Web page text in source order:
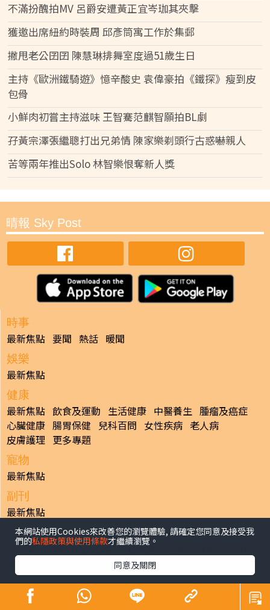
不滿扮醜拍MV 呂爵安遭黃正宜岑珈其夾擊
獲邀出席紐約時裝周 邱彥筒寓工作於集郵
撇甩老公囝囝 陳慧琳排舞室度過51歲生日
主持《歐洲鐵騎遊》憶辛酸史 袁偉豪拍《鐵探》瘦到皮
包骨
小鮮肉初嘗主持滋味 王智騫范麒智願拍BL劇
孖黃宗澤張繼聰打出兄弟情 陳家樂剃頭行古惑嚇親人
苦等兩年推出Solo 林智樂恨奪新人獎
晴報 Sky Post
時事
最新焦點 要聞 熱話 暖聞
娛樂
最新焦點
健康
最新焦點 飲食及運動 生活健康 中醫養生 腫瘤及癌症
心臟健康 腸胃保健 兒科百問 女性疾病 老人病
皮膚護理 更多專題
寵物
最新焦點
副刊
最新焦點
日報
揭頁版 港聞 財經/地產 中國/國際
生活副刊
體育 專題/人物
香港經濟日報版權所有©2026
本網站使用Cookies來改善您的瀏覽體驗, 請確定您同意及接受我
們的私隱政策與使用條款才繼續瀏覽。
同意及關閉